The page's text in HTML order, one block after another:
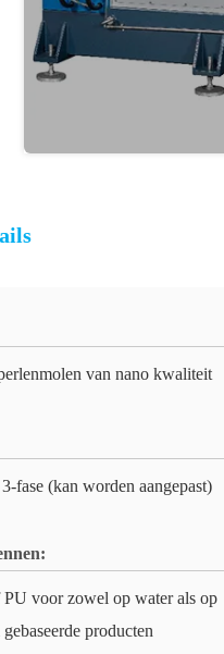
van nano kwaliteit
fase (kan worden aangepast)
PU voor zowel op water als op
producten